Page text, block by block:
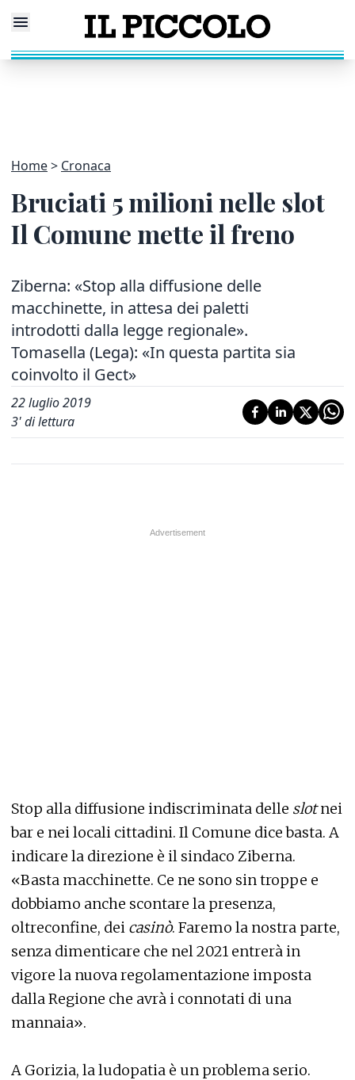
Home Cronaca
Bruciati 5 milioni nelle slot
Il Comune mette il freno
Ziberna: «Stop alla diffusione delle
macchinette, in attesa dei paletti
introdotti dalla legge regionale».
Tomasella (Lega): «In questa partita sia
coinvolto il Gect»
22 luglio 2019
3' di lettura
Stop alla diffusione indiscriminata delle slotnei
bar e nei locali cittadini. Il Comune dice basta. A
indicare la direzione è il sindaco Ziberna.
«Basta macchinette. Ce ne sono sin troppe e
dobbiamo anche scontare la presenza,
oltreconfine, dei casinò. Faremo la nostra parte,
senza dimenticare che nel 2021 entrerà in
vigore la nuova regolamentazione imposta
dalla Regione che avrà i connotati di una
mannaia».
A Gorizia, la ludopatia è un problema serio.